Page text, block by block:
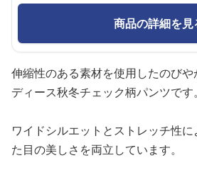
商品の詳細を見
伸縮性のある素材を使用したのび
ディース秋冬チェック柄パンツです。
ワイドシルエットとストレッチ性
た目の美しさを両立しています。